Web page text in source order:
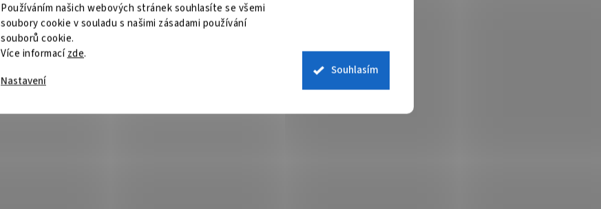
Používáním našich webových stránek souhlasíte se všemi
soubory cookie v souladu s našimi zásadami používání
souborů cookie.
Více informacízde.
Nastavení
Souhlasím